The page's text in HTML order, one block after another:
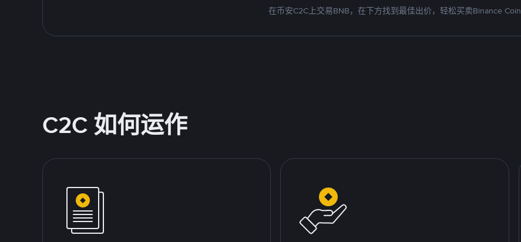
在币安C2C上交易BNB，在下方找到最佳出价，轻松买卖Binance Coin
C2C 如何运作